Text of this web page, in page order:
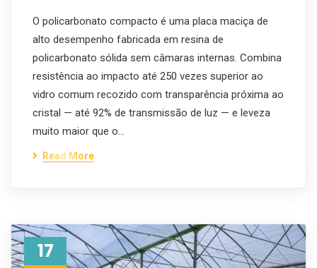
O policarbonato compacto é uma placa maciça de
alto desempenho fabricada em resina de
policarbonato sólida sem câmaras internas. Combina
resistência ao impacto até 250 vezes superior ao
vidro comum recozido com transparência próxima ao
cristal — até 92% de transmissão de luz — e leveza
muito maior que o…
Read More
17